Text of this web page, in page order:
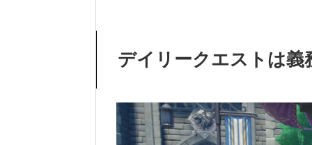
デイリークエストは義